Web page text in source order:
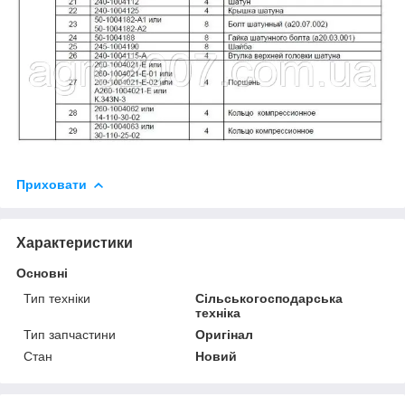
Приховати
Характеристики
Основні
Тип техніки
Сільськогосподарська
техніка
Тип запчастини
Оригінал
Стан
Новий